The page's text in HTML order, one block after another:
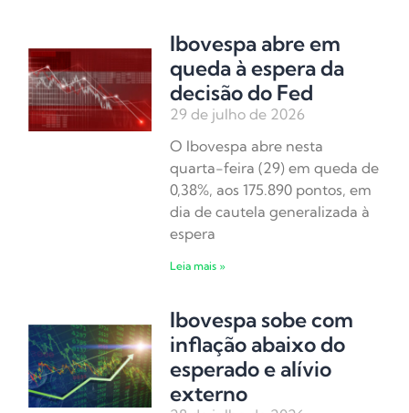
Ibovespa abre em
queda à espera da
decisão do Fed
29 de julho de 2026
O Ibovespa abre nesta
quarta-feira (29) em queda de
0,38%, aos 175.890 pontos, em
dia de cautela generalizada à
espera
Leia mais »
Ibovespa sobe com
inflação abaixo do
esperado e alívio
externo